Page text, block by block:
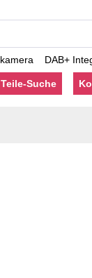
DAB+
Teile-Suche